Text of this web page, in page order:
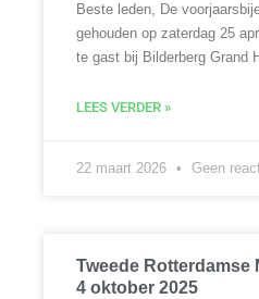
Beste leden, De
gehouden op zaterdag 25
te gast bij Bilderberg Grand
LEES VERDER »
22 maart 2026 Geen
Tweede Rotterdamse
4 oktober 2025